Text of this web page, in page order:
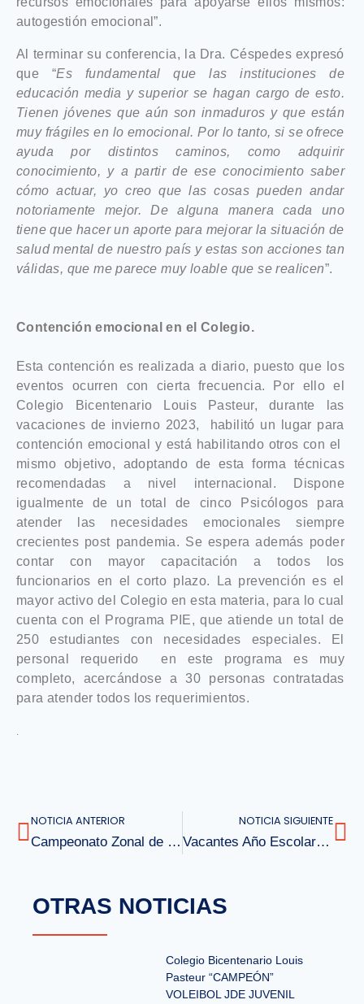
autogestión emocional”.
Al terminar su conferencia, la Dra. Céspedes expresó
que “Es fundamental que las instituciones de
educación media y superior se hagan cargo de esto.
Tienen jóvenes que aún son inmaduros y que están
muy frágiles en lo emocional. Por lo tanto, si se ofrece
ayuda por distintos caminos, como adquirir
conocimiento, y a partir de ese conocimiento saber
cómo actuar, yo creo que las cosas pueden andar
notoriamente mejor. De alguna manera cada uno
tiene que hacer un aporte para mejorar la situación de
salud mental de nuestro país y estas son acciones tan
válidas, que me parece muy loable que se realicen”.
Contención emocional en el Colegio.
Esta contención es realizada a diario, puesto que los
eventos ocurren con cierta frecuencia. Por ello el
Colegio Bicentenario Louis Pasteur, durante las
vacaciones de invierno 2023, habilitó un lugar para
contención emocional y está habilitando otros con el
mismo objetivo, adoptando de esta forma técnicas
recomendadas a nivel internacional. Dispone
igualmente de un total de cinco Psicólogos para
atender las necesidades emocionales siempre
crecientes post pandemia. Se espera además poder
contar con mayor capacitación a todos los
funcionarios en el corto plazo. La prevención es el
mayor activo del Colegio en esta materia, para lo cual
cuenta con el Programa PIE, que atiende un total de
250 estudiantes con necesidades especiales. El
personal requerido en este programa es muy
completo, acercándose a 30 personas contratadas
para atender todos los requerimientos.
.
NOTICIA ANTERIOR
Campeonato Zonal de Fútsal Lautaro
NOTICIA SIGUIENTE
Vacantes Año Escolar 2024 Colegio Bicentenario Louis Pasteur
OTRAS NOTICIAS
Colegio Bicentenario Louis
Pasteur “CAMPEÓN”
VOLEIBOL JDE JUVENIL